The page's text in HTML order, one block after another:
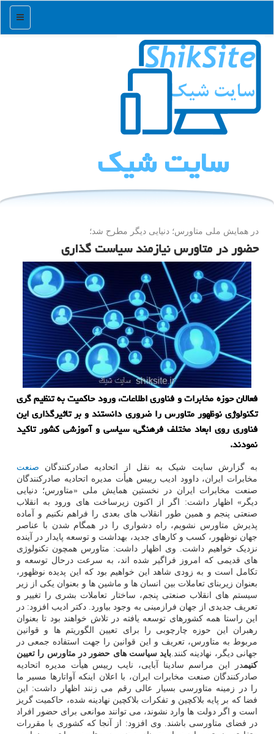
منو
سایت شیك
در همایش ملی متاورس؛ دنیایی دیگر مطرح شد؛
حضور در متاورس نیازمند سیاست گذاری
فعالان حوزه مخابرات و فناوری اطلاعات، ورود حاکمیت به تنظیم گری
تکنولوژی نوظهور متاورس را ضروری دانستند و بر تاثیرگذاری این
فناوری روی ابعاد مختلف فرهنگی، سیاسی و آموزشی کشور تاکید
نمودند.
به گزارش سایت شیک به نقل از اتحادیه صادرکنندگان صنعت
مخابرات ایران، داوود ادیب رییس هیأت مدیره اتحادیه صادرکنندگان
صنعت مخابرات ایران در نخستین همایش ملی «متاورس؛ دنیایی
دیگر» اظهار داشت: اگر از اکنون زیرساخت های ورود به انقلاب
صنعتی پنجم و همین طور انقلاب های بعدی را فراهم نکنیم و آماده
پذیرش متاورس نشویم، راه دشواری را در همگام شدن با عناصر
جهان نوظهور، کسب و کارهای جدید، بهداشت و توسعه پایدار در آینده
نزدیک خواهیم داشت. وی اظهار داشت: متاورس همچون تکنولوژی
های قدیمی که امروز فراگیر شده اند، به سرعت درحال توسعه و
تکامل است و به زودی شاهد این خواهیم بود که این پدیده نوظهور،
بعنوان زیربنای تعاملات بین انسان ها و ماشین ها و بعنوان یکی از زیر
سیستم های انقلاب صنعتی پنجم، ساختار تعاملات بشری را تغییر و
تعریف جدیدی از جهان فرازمینی به وجود بیاورد. دکتر ادیب افزود: در
این راستا همه کشورهای توسعه یافته در تلاش خواهند بود تا بعنوان
رهبران این حوزه چارچوبی را برای تعیین الگوریتم ها و قوانین
مربوط به متاورس، تعریف و این قوانین را جهت استفاده جمعی در
جهانی دیگر، نهادینه کنند.باید سیاست های حضور در متاورس را تعیین
کنیمدر این مراسم سادینا آبایی، نایب رییس هیأت مدیره اتحادیه
صادرکنندگان صنعت مخابرات ایران، با اعلان اینکه آواتارها مسیر ما
را در زمینه متاورسی بسیار عالی رقم می زنند اظهار داشت: این
فضا که بر پایه بلاکچین و تفکرات بلاکچین نهادینه شده، حاکمیت گریز
است و اگر دولت ها وارد نشوند، می توانند موانعی برای حضور افراد
در فضای متاورسی باشند. وی افزود: از آنجا که کشوری با مقررات